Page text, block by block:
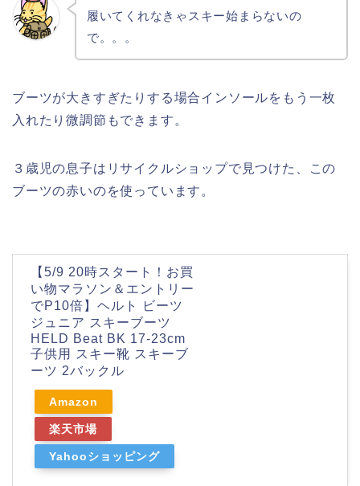
履いてくれなきゃスキー始まらないの
で。。。
ブーツが大きすぎたりする場合インソールをもう一枚
入れたり微調節もできます。
３歳児の息子はリサイクルショップで見つけた、この
ブーツの赤いのを使っています。
【5/9 20時スタート！お買
い物マラソン＆エントリー
でP10倍】ヘルト ビーツ
ジュニア スキーブーツ
HELD Beat BK 17-23cm
子供用 スキー靴 スキーブ
ーツ 2バックル
Amazon
楽天市場
Yahooショッピング